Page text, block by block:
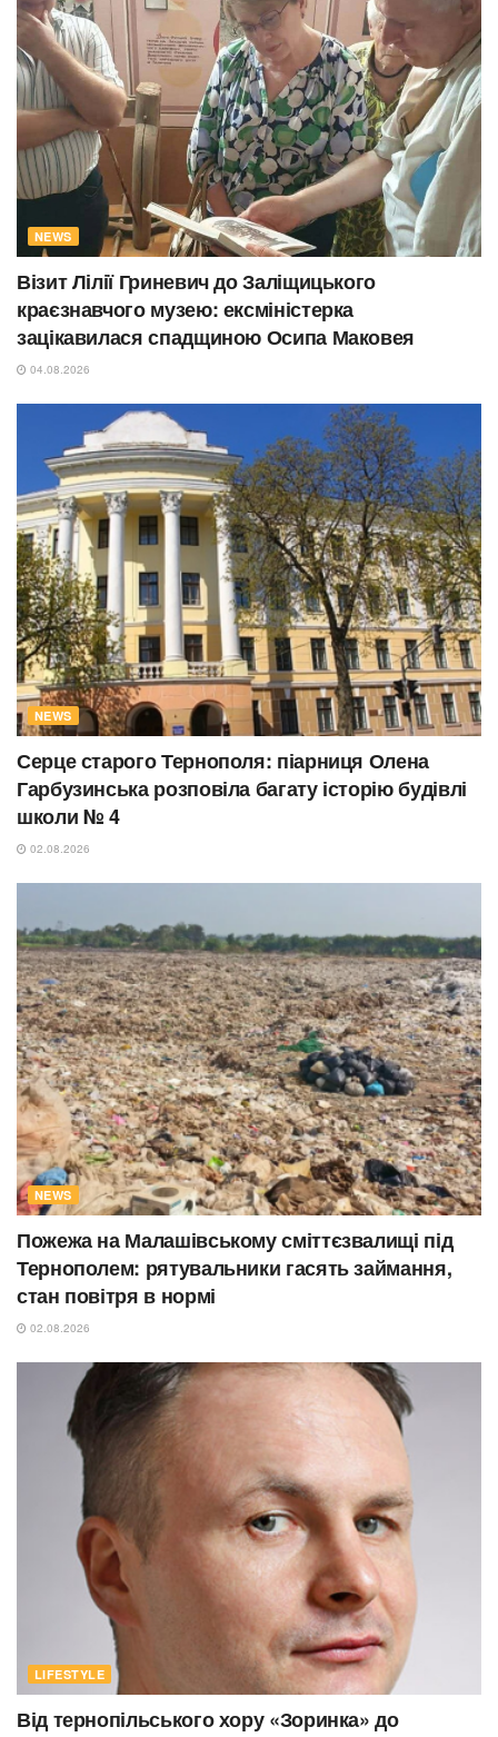
NEWS
Візит Лілії Гриневич до Заліщицького
краєзнавчого музею: ексміністерка
зацікавилася спадщиною Осипа Маковея
04.08.2026
NEWS
Серце старого Тернополя: піарниця Олена
Гарбузинська розповіла багату історію будівлі
школи № 4
02.08.2026
NEWS
Пожежа на Малашівському сміттєзвалищі під
Тернополем: рятувальники гасять займання,
стан повітря в нормі
02.08.2026
LIFESTYLE
Від тернопільського хору «Зоринка» до